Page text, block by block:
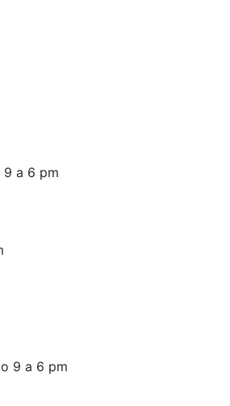
9 a 6 pm
9 a 6 pm